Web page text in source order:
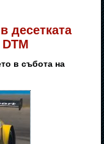
десетката
в събота на